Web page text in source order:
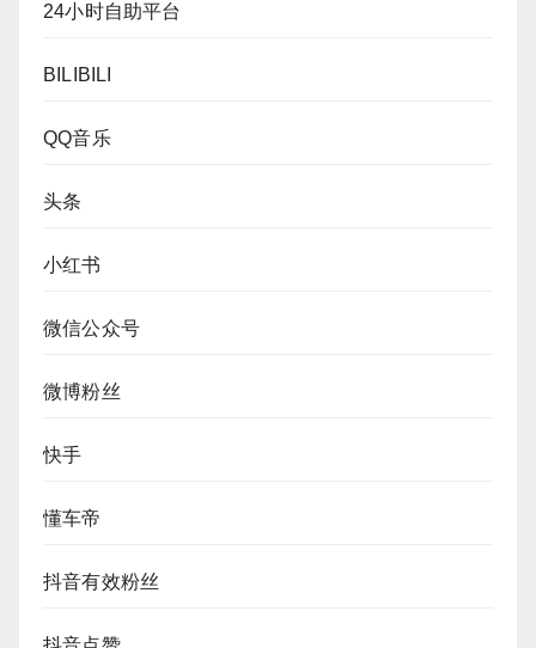
24小时自助平台
BILIBILI
QQ音乐
头条
小红书
微信公众号
微博粉丝
快手
懂车帝
抖音有效粉丝